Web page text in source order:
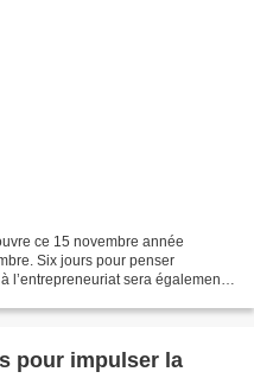
ce 15 novembre année
Six jours pour penser
l’entrepreneuriat sera également
pour impulser la